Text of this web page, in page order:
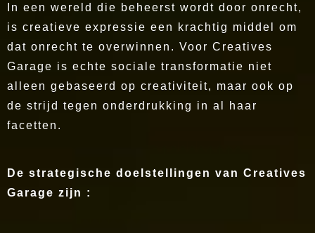
In een wereld die beheerst wordt door onrecht,
is creatieve expressie een krachtig middel om
dat onrecht te overwinnen. Voor Creatives
Garage is echte sociale transformatie niet
alleen gebaseerd op creativiteit, maar ook op
de strijd tegen onderdrukking in al haar
facetten.
De strategische doelstellingen van Creatives
Garage zijn :